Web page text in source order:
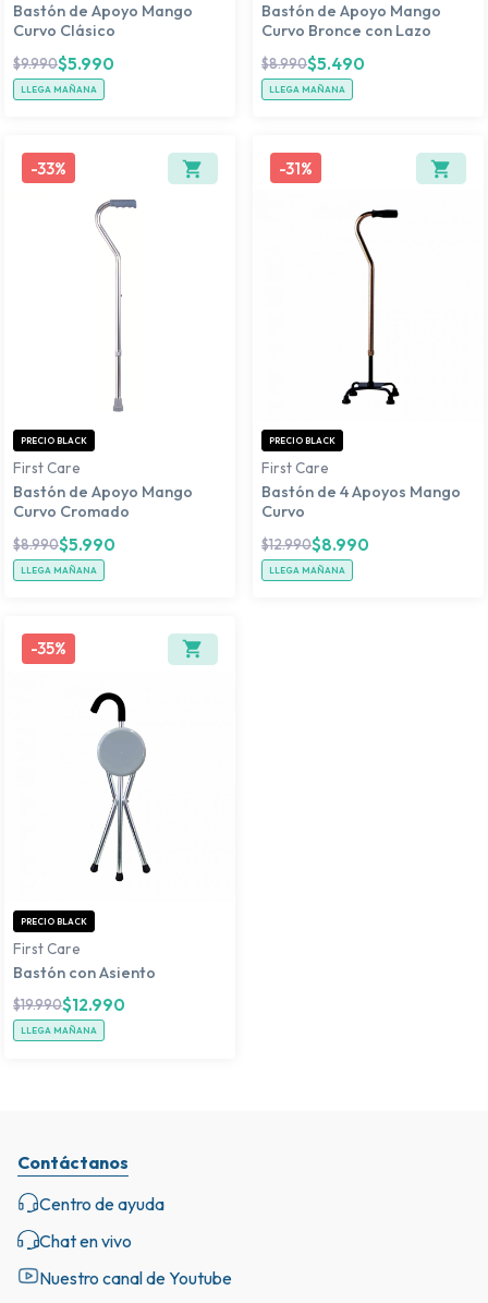
Bastón de Apoyo Mango
Curvo Clásico
$9.990$5.990
LLEGA MAÑANA
Bastón de Apoyo Mango
Curvo Bronce con Lazo
$8.990$5.490
LLEGA MAÑANA
-33%
PRECIO BLACK
First Care
Bastón de Apoyo Mango
Curvo Cromado
$8.990$5.990
LLEGA MAÑANA
-31%
PRECIO BLACK
First Care
Bastón de 4 Apoyos Mango
Curvo
$12.990$8.990
LLEGA MAÑANA
-35%
PRECIO BLACK
First Care
Bastón con Asiento
$19.990$12.990
LLEGA MAÑANA
Contáctanos
Centro de ayuda
Chat en vivo
Nuestro canal de Youtube